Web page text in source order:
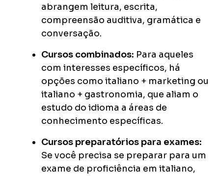
abrangem leitura, escrita,
compreensão auditiva, gramática e
conversação.
Cursos combinados: Para aqueles
com interesses específicos, há
opções como italiano + marketing ou
italiano + gastronomia, que aliam o
estudo do idioma a áreas de
conhecimento específicas.
Cursos preparatórios para exames:
Se você precisa se preparar para um
exame de proficiência em italiano,